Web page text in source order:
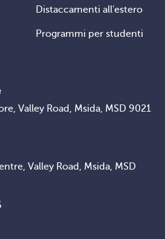
Distaccamenti all'estero
Programmi per studenti
Valley Road, Msida, MSD 9021
Valley Road, Msida, MSD